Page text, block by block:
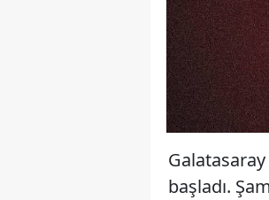
başladı.